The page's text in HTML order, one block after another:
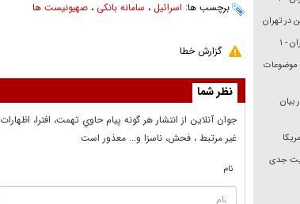
برچسب ها: اسرائیل ، سامانه بانکی ، صهیونیست ها
گزارش خطا
نظر شما
جوان آنلاين از انتشار هر گونه پيام حاوي تهمت، افترا، اظهارات
غير مرتبط ، فحش، ناسزا و... معذور است
نام
در تهران
- ۱
موضوعات
بیان
جدی